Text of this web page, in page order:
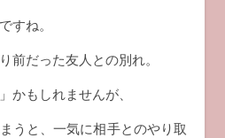
すね。
前だった友人との別れ。
かもしれませんが、
うと、一気に相手とのやり取